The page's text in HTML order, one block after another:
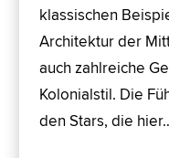
klassischen
Architektur der
auch zahlreiche
Kolonialstil. Die
den Stars, die